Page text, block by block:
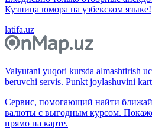
Кузница юмора на узбекском языке!
latifa.uz
Valyutani yuqori kursda almashtirish
beruvchi servis. Punkt joylashuvini
Сервис, помогающий найти
валюты с выгодным курсом.
прямо на карте.